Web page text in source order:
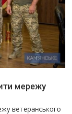
мережу
ветеранського